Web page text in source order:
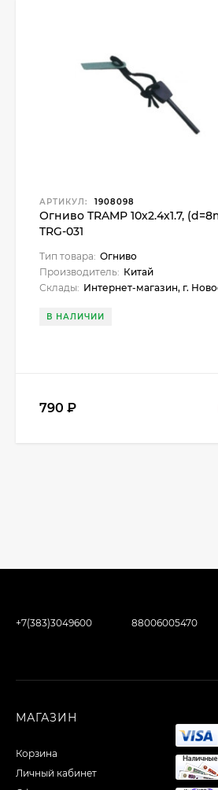
АРТИКУЛ: 1908098
Огниво TRAMP 10х2.4х1.7,
TRG-031
Тип товара: Огниво
Производитель: Китай
Склады: Интернет-магазин, г. Новосибирск, Новосибирск, ул. Нарымская, 23, Бердск, ул. Карла Маркса, 1, Искитим, ул. Станционная, 1б (ЖУМ), Куйбышев, ул. Чехова, 18, Черепаново, ул. Республиканская, 61, Бийск, ул. Больничный взвоз, 8,
В НАЛИЧИИ
790 ₽
+7(383)3049600 88006005470
МАГАЗИН
Корзина
Личный кабинет